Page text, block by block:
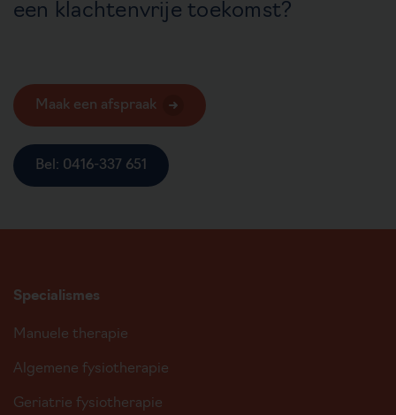
een klachtenvrije toekomst?
Maak een afspraak
Bel: 0416-337 651
Specialismes
Manuele therapie
Algemene fysiotherapie
Geriatrie fysiotherapie